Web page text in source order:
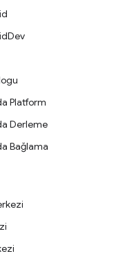
Platform
Derleme
Bağlama